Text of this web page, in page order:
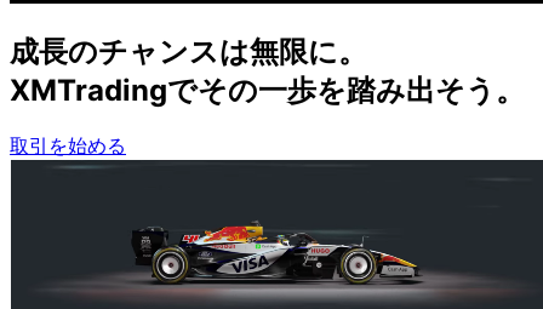
成長のチャンスは無限に。
XMTradingでその一歩を踏み出そう。
取引を始める